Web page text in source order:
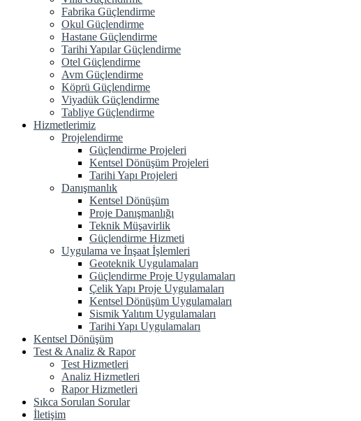
Fabrika Güçlendirme
Okul Güçlendirme
Hastane Güçlendirme
Tarihi Yapılar Güçlendirme
Otel Güçlendirme
Avm Güçlendirme
Köprü Güçlendirme
Viyadük Güçlendirme
Tabliye Güçlendirme
Hizmetlerimiz
Projelendirme
Güçlendirme Projeleri
Kentsel Dönüşüm Projeleri
Tarihi Yapı Projeleri
Danışmanlık
Kentsel Dönüşüm
Proje Danışmanlığı
Teknik Müşavirlik
Güçlendirme Hizmeti
Uygulama ve İnşaat İşlemleri
Geoteknik Uygulamaları
Güçlendirme Proje Uygulamaları
Çelik Yapı Proje Uygulamaları
Kentsel Dönüşüm Uygulamaları
Sismik Yalıtım Uygulamaları
Tarihi Yapı Uygulamaları
Kentsel Dönüşüm
Test & Analiz & Rapor
Test Hizmetleri
Analiz Hizmetleri
Rapor Hizmetleri
Sıkca Sorulan Sorular
İletişim